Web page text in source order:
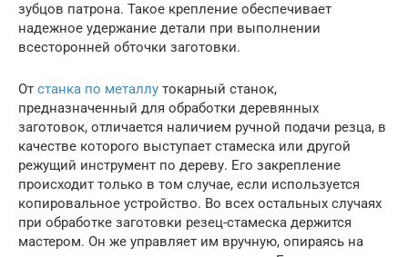
зубцов патрона. Такое крепление обеспечивает
надежное удержание детали при выполнении
всесторонней обточки заготовки.
От станка по металлу токарный станок,
предназначенный для обработки деревянных
заготовок, отличается наличием ручной подачи резца, в
качестве которого выступает стамеска или другой
режущий инструмент по дереву. Его закрепление
происходит только в том случае, если используется
копировальное устройство. Во всех остальных случаях
при обработке заготовки резец-стамеска держится
мастером. Он же управляет им вручную, опираясь на